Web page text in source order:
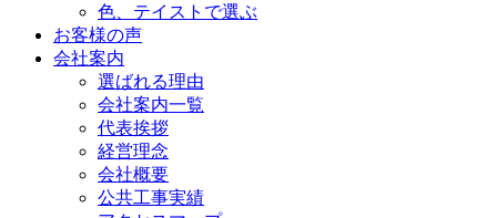
色、テイストで選ぶ
お客様の声
会社案内
選ばれる理由
会社案内一覧
代表挨拶
経営理念
会社概要
公共工事実績